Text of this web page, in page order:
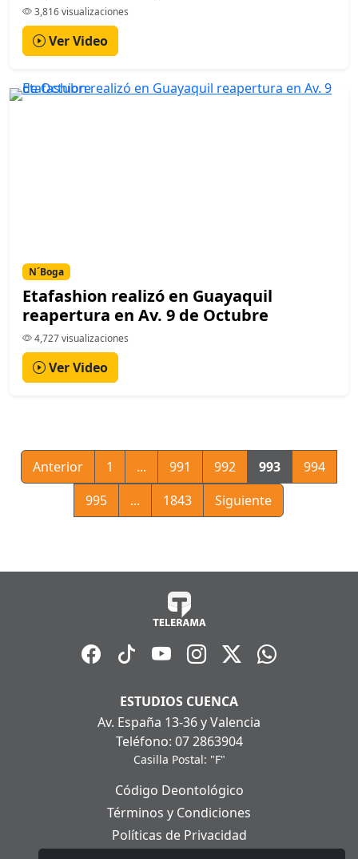
3,816 visualizaciones
Ver Video
N´Boga
Etafashion realizó en Guayaquil
reapertura en Av. 9 de Octubre
4,727 visualizaciones
Ver Video
Anterior 1 ... 991 992 993
994
995
... 1843 Siguiente
ESTUDIOS CUENCA
Av. España 13-36 y Valencia
Teléfono: 07 2863904
Casilla Postal: "F"
Código Deontológico
Términos y Condiciones
Políticas de Privacidad